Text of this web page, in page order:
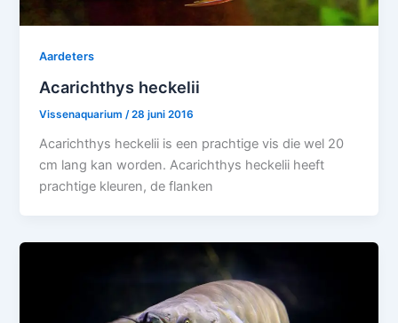
Aardeters
Acarichthys heckelii
Vissenaquarium /28 juni 2016
Acarichthys heckelii is een prachtige vis die wel 20
cm lang kan worden. Acarichthys heckelii heeft
prachtige kleuren, de flanken